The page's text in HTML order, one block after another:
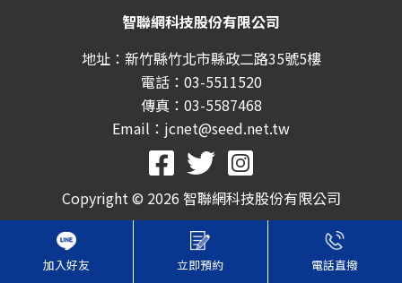
加入好友 立即預約 電話直撥
智聯網科技股份有限公司
地址：新竹縣竹北市縣政二路35號5樓
電話：03-5511520
傳真：03-5587468
Email：jcnet@seed.net.tw
Copyright © 2026 智聯網科技股份有限公司